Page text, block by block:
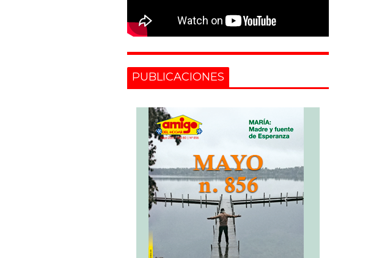
PUBLICACIONES